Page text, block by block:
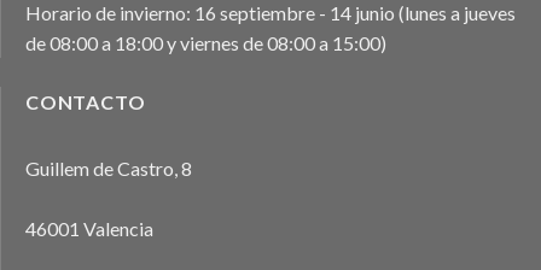
Horario de invierno: 16 septiembre - 14 junio (lunes a jueves
de 08:00 a 18:00 y viernes de 08:00 a 15:00)
CONTACTO
Guillem de Castro, 8
46001 Valencia